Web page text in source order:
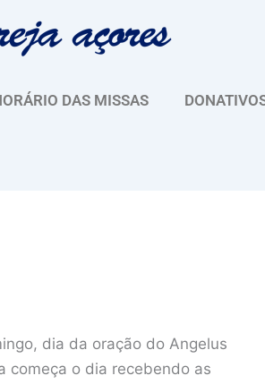
DAS MISSAS
dia da oração do Angelus
começa o dia recebendo as